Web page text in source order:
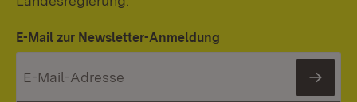
E-Mail zur Newsletter-Anmeldung